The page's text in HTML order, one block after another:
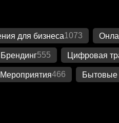
для бизнеса1073
Брендинг555 Цифровая
Мероприятия466 Бытовые